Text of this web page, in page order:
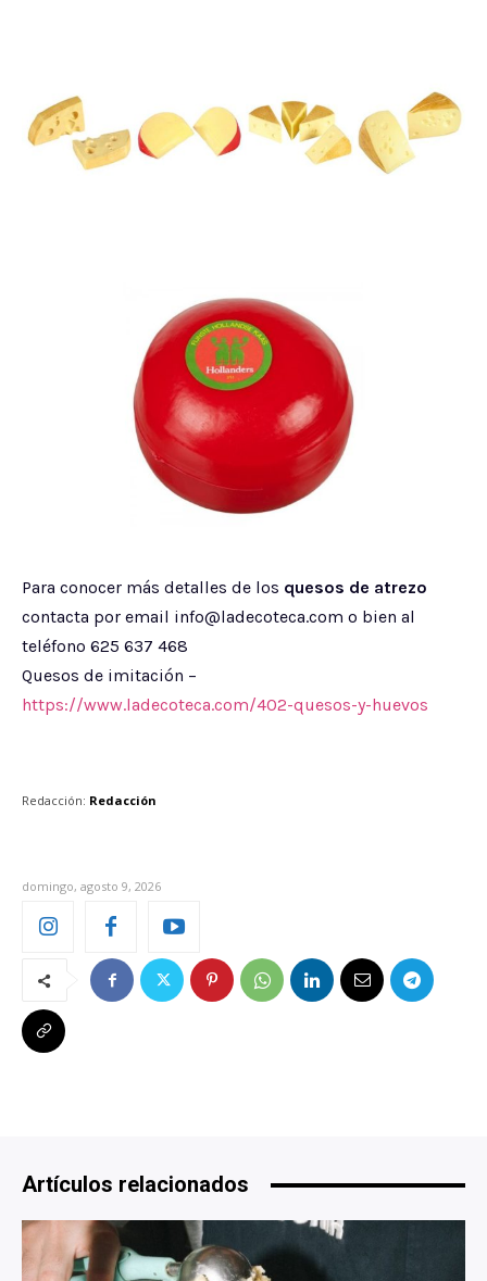
Para conocer más detalles de los quesos de atrezo
contacta por email info@ladecoteca.com o bien al
teléfono 625 637 468
Quesos de imitación –
https://www.ladecoteca.com/402-quesos-y-huevos
Redacción: Redacción
domingo, agosto 9, 2026
Artículos relacionados